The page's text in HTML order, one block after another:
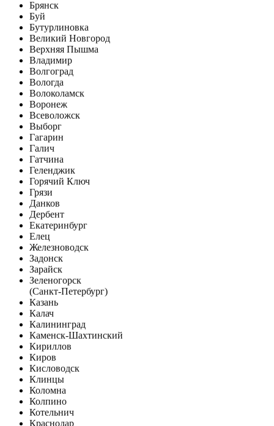
Брянск
Буй
Бутурлиновка
Великий Новгород
Верхняя Пышма
Владимир
Волгоград
Вологда
Волоколамск
Воронеж
Всеволожск
Выборг
Гагарин
Галич
Гатчина
Геленджик
Горячий Ключ
Грязи
Данков
Дербент
Екатеринбург
Елец
Железноводск
Задонск
Зарайск
Зеленогорск
(Санкт-Петербург)
Казань
Калач
Калининград
Каменск-Шахтинский
Кириллов
Киров
Кисловодск
Клинцы
Коломна
Колпино
Котельнич
Краснодар